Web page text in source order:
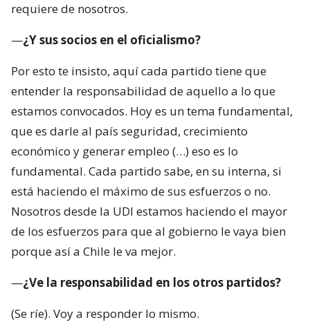
requiere de nosotros.
—¿Y sus socios en el oficialismo?
Por esto te insisto, aquí cada partido tiene que
entender la responsabilidad de aquello a lo que
estamos convocados. Hoy es un tema fundamental,
que es darle al país seguridad, crecimiento
económico y generar empleo (…) eso es lo
fundamental. Cada partido sabe, en su interna, si
está haciendo el máximo de sus esfuerzos o no.
Nosotros desde la UDI estamos haciendo el mayor
de los esfuerzos para que al gobierno le vaya bien
porque así a Chile le va mejor.
—¿Ve la responsabilidad en los otros partidos?
(Se ríe). Voy a responder lo mismo.